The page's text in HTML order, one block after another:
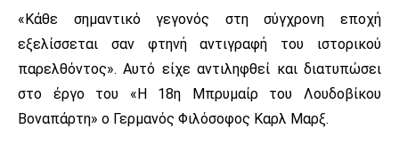
«Κάθε σημαντικό γεγονός στη σύγχρονη εποχή
εξελίσσεται σαν φτηνή αντιγραφή του ιστορικού
παρελθόντος». Αυτό είχε αντιληφθεί και διατυπώσει
στο έργο του «Η 18η Μπρυμαίρ του Λουδοβίκου
Βοναπάρτη» ο Γερμανός Φιλόσοφος Καρλ Μαρξ.